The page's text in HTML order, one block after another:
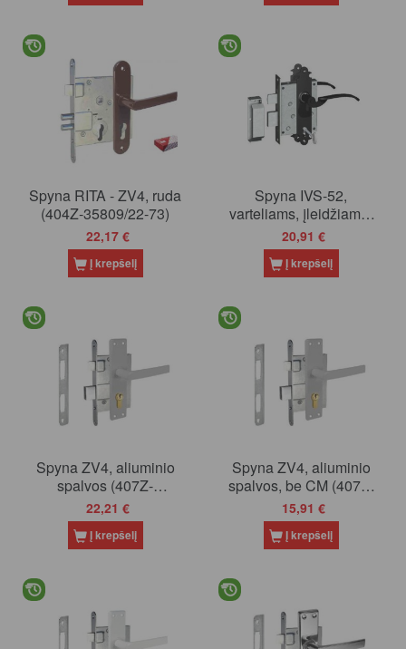
Spyna RITA - ZV4, ruda
(404Z-35809/22-73)
22,17 €
Į krepšelį
Spyna IVS-52,
varteliams, įleidžiama,
juoda (1601Z-35519-
24/-BB)
20,91 €
Į krepšelį
Spyna ZV4, aliuminio
spalvos (407Z-
35801/26-43)
22,21 €
Į krepšelį
Spyna ZV4, aliuminio
spalvos, be CM (407Z-
35801/26)
15,91 €
Į krepšelį